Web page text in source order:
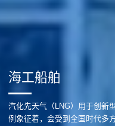
海工船舶
汽化先天气（LNG）用于创新
例象征着，会受到全国时代多